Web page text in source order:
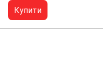
Купити